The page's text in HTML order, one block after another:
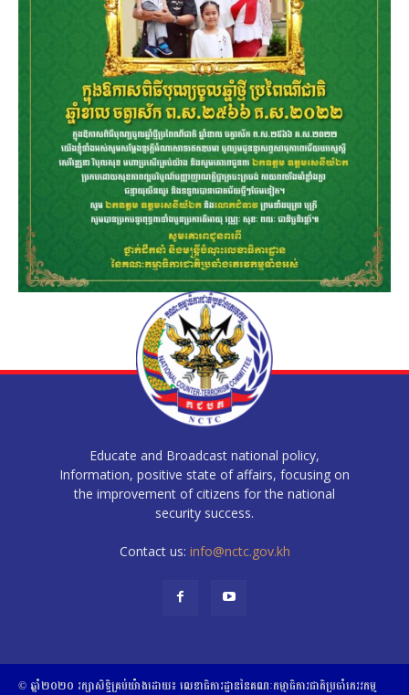
Educate and Broadcast national policy,
Information, positive state of affairs, focusing on
the improvement of citizens for the national
security success.
Contact us: info@nctc.gov.kh
© ឆ្នាំ២០២០​ ​រក្សាសិទ្ធិ​គ្រប់យ៉ាង​ដោយ​៖​ ​លេខាធិការដ្ឋាននៃគណៈកម្មាធិការជាតិប្រចាំភេរវកម្ម